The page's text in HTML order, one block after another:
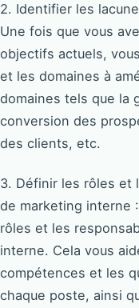
2. Identifier les
Une fois que vous
objectifs actuels,
et les domaines à
domaines tels que la
conversion des
des clients, etc.
3. Définir les rôles et
de marketing interne
rôles et les
interne. Cela vous
compétences et les
chaque poste, ainsi